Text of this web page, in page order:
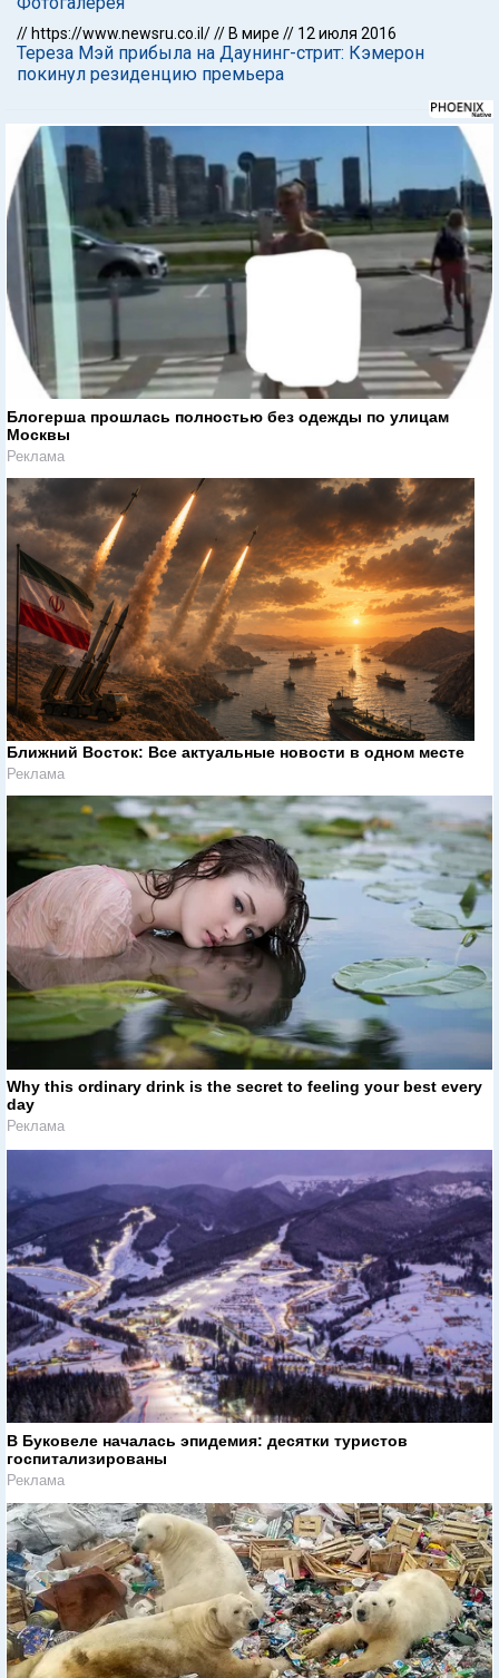
// https://www.newsru.co.il/// В мире // 12 июля 2016
Тереза Мэй прибыла на Даунинг-стрит: Кэмерон
покинул резиденцию премьера
Блогерша прошлась полностью без одежды по улицам
Москвы
Реклама
Ближний Восток: Все актуальные новости в одном месте
Реклама
Why this ordinary drink is the secret to feeling your best every
day
Реклама
В Буковеле началась эпидемия: десятки туристов
госпитализированы
Реклама